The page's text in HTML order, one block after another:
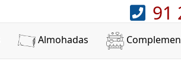
91
Almohadas